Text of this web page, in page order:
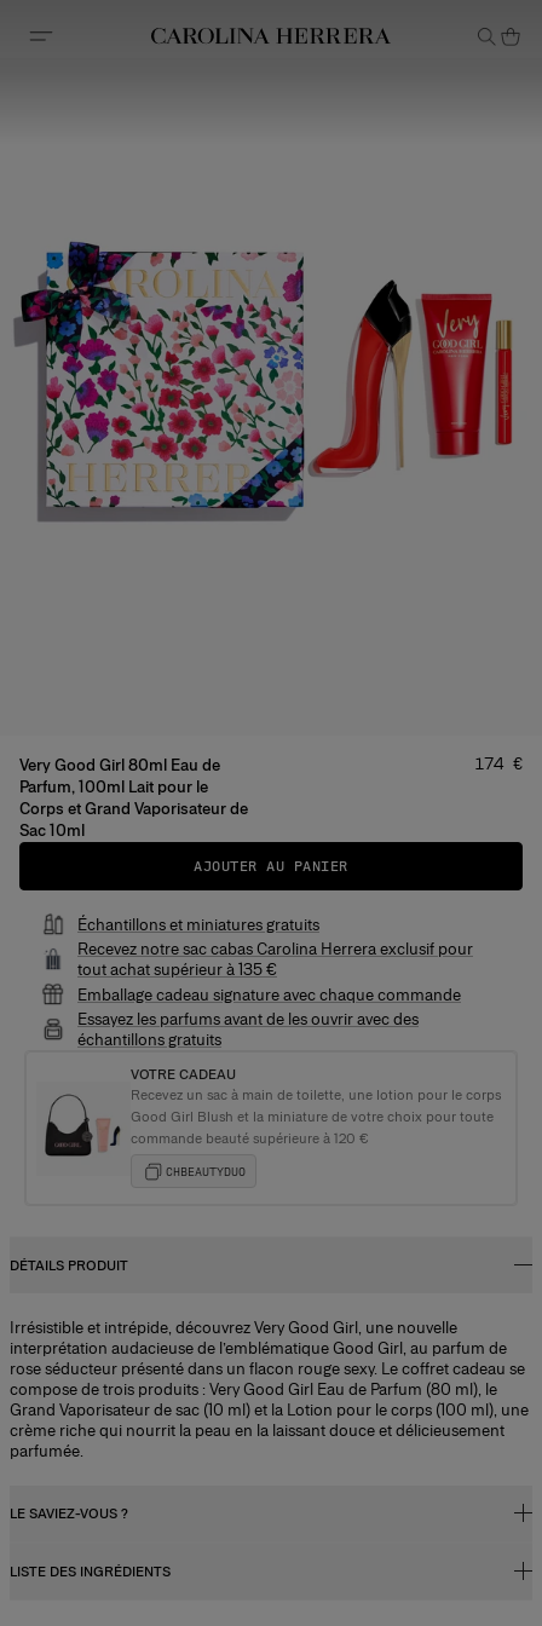
Avis d'accessibilité (lien)
Very Good Girl 80ml Eau de
Parfum, 100ml Lait pour le
Corps et Grand Vaporisateur de
Sac 10ml
Prix :
174 €
AJOUTER AU PANIER
Échantillons et miniatures gratuits
Recevez notre sac cabas Carolina Herrera exclusif pour
tout achat supérieur à 135 €
Emballage cadeau signature avec chaque commande
Essayez les parfums avant de les ouvrir avec des
échantillons gratuits
VOTRE CADEAU
Recevez un sac à main de toilette, une lotion pour le corps
Good Girl Blush et la miniature de votre choix pour toute
commande beauté supérieure à 120 €
CHBEAUTYDUO
DÉTAILS PRODUIT
Irrésistible et intrépide, découvrez Very Good Girl, une nouvelle
interprétation audacieuse de l’emblématique Good Girl, au parfum de
rose séducteur présenté dans un flacon rouge sexy. Le coffret cadeau se
compose de trois produits : Very Good Girl Eau de Parfum (80 ml), le
Grand Vaporisateur de sac (10 ml) et la Lotion pour le corps (100 ml), une
crème riche qui nourrit la peau en la laissant douce et délicieusement
parfumée.
LE SAVIEZ-VOUS ?
Concentration du parfum
LISTE DES INGRÉDIENTS